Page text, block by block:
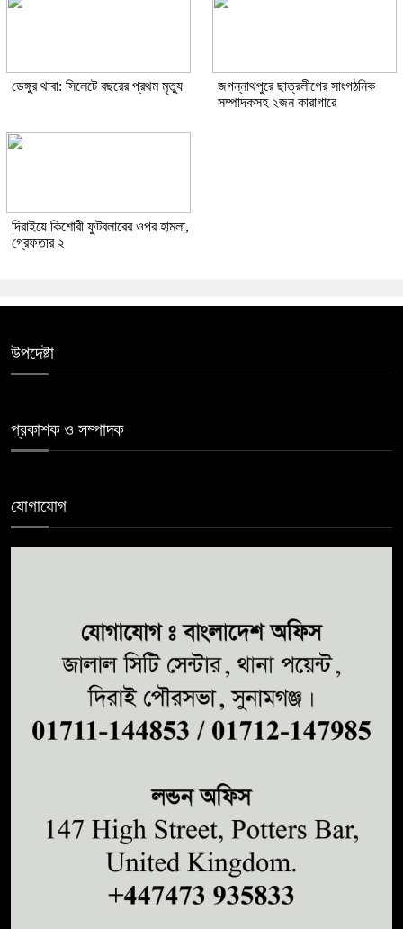
ডেঙ্গুর থাবা: সিলেটে বছরের প্রথম মৃত্যু
জগন্নাথপুরে ছাত্রলীগের সাংগঠনিক
সম্পাদকসহ ২জন কারাগারে
দিরাইয়ে কিশোরী ফুটবলারের ওপর হামলা,
গ্রেফতার ২
উপদেষ্টা
প্রকাশক ও সম্পাদক
যোগাযোগ